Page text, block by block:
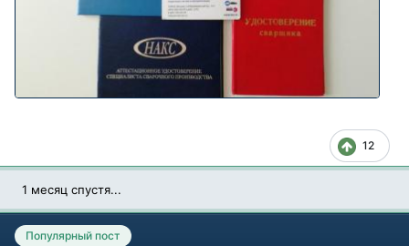
12
1 месяц спустя...
Популярный пост